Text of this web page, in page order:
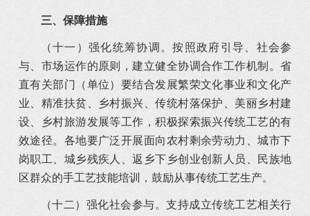
三、保障措施
（十一）强化统筹协调。按照政府引导、社会参
与、市场运作的原则，建立健全协调合作工作机制。省
直有关部门（单位）要结合发展繁荣文化事业和文化产
业、精准扶贫、乡村振兴、传统村落保护、美丽乡村建
设、乡村旅游发展等工作，积极探索振兴传统工艺的有
效途径。各地要广泛开展面向农村剩余劳动力、城市下
岗职工、城乡残疾人、返乡下乡创业创新人员、民族地
区群众的手工艺技能培训，鼓励从事传统工艺生产。
（十二）强化社会参与。支持成立传统工艺相关行